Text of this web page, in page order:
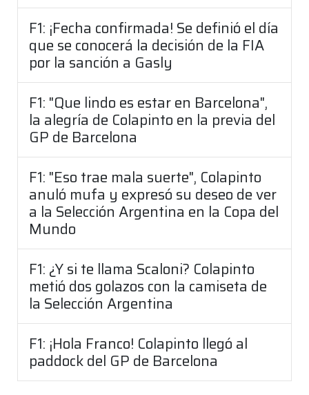
F1: ¡Fecha confirmada! Se definió el día
que se conocerá la decisión de la FIA
por la sanción a Gasly
F1: "Que lindo es estar en Barcelona",
la alegría de Colapinto en la previa del
GP de Barcelona
F1: "Eso trae mala suerte", Colapinto
anuló mufa y expresó su deseo de ver
a la Selección Argentina en la Copa del
Mundo
F1: ¿Y si te llama Scaloni? Colapinto
metió dos golazos con la camiseta de
la Selección Argentina
F1: ¡Hola Franco! Colapinto llegó al
paddock del GP de Barcelona